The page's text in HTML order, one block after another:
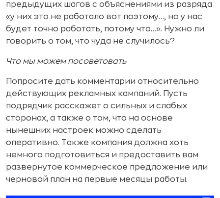
предыдущих шагов с объяснениями из разряда
«у них это не работало вот поэтому…, но у нас
будет точно работать, потому что…». Нужно ли
говорить о том, что чуда не случилось?
Что мы можем посоветовать
Попросите дать комментарии относительно
действующих рекламных кампаний. Пусть
подрядчик расскажет о сильных и слабых
сторонах, а также о том, что на основе
нынешних настроек можно сделать
оперативно. Также компания должна хоть
немного подготовиться и предоставить вам
развернутое коммерческое предложение или
черновой план на первые месяцы работы.